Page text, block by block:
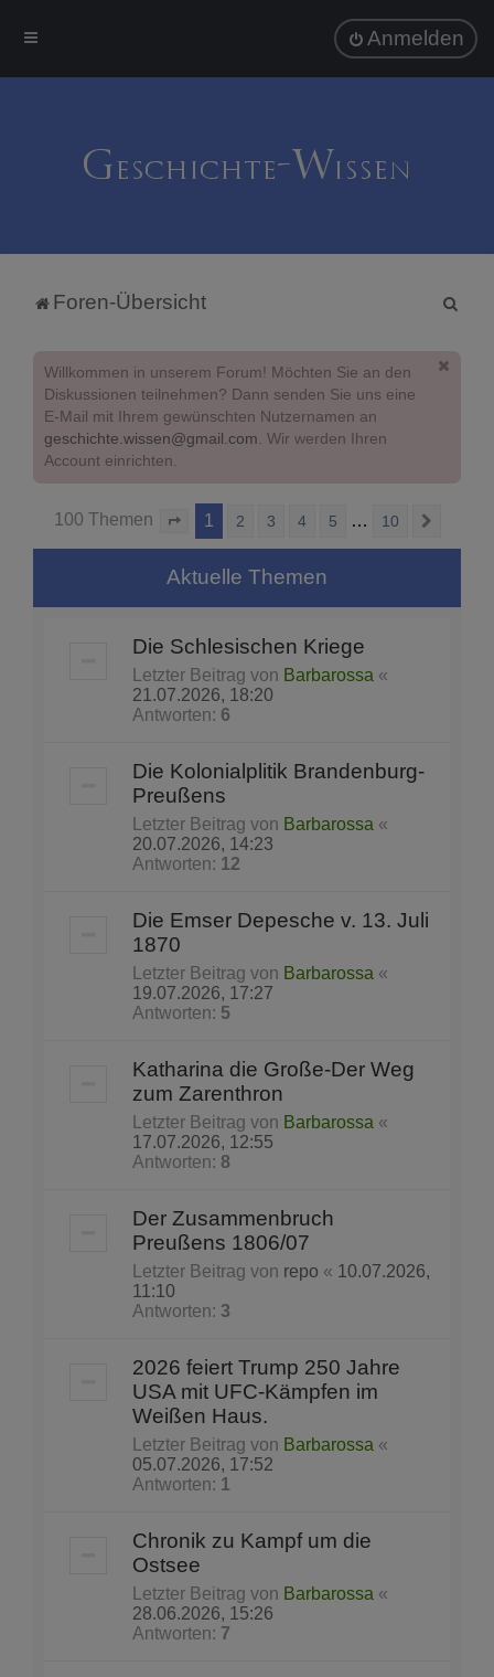
Anmelden
Foren-Übersicht
Willkommen in unserem Forum! Möchten Sie an den
Diskussionen teilnehmen? Dann senden Sie uns eine
E-Mail mit Ihrem gewünschten Nutzernamen an
geschichte.wissen@gmail.com. Wir werden Ihren
Account einrichten.
100 Themen Seite von 10
1 2 3 4 5 … 10
Aktuelle Themen
Die Schlesischen Kriege
Letzter Beitrag von Barbarossa «
21.07.2026, 18:20
Antworten: 6
Die Kolonialplitik Brandenburg-
Preußens
Letzter Beitrag von Barbarossa «
20.07.2026, 14:23
Antworten: 12
Die Emser Depesche v. 13. Juli
1870
Letzter Beitrag von Barbarossa «
19.07.2026, 17:27
Antworten: 5
Katharina die Große-Der Weg
zum Zarenthron
Letzter Beitrag von Barbarossa «
17.07.2026, 12:55
Antworten: 8
Der Zusammenbruch
Preußens 1806/07
Letzter Beitrag von repo « 10.07.2026,
11:10
Antworten: 3
2026 feiert Trump 250 Jahre
USA mit UFC-Kämpfen im
Weißen Haus.
Letzter Beitrag von Barbarossa «
05.07.2026, 17:52
Antworten: 1
Chronik zu Kampf um die
Ostsee
Letzter Beitrag von Barbarossa «
28.06.2026, 15:26
Antworten: 7